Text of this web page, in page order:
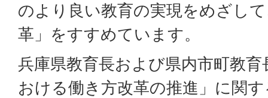
のより良い教育の実現をめざし
革」をすすめています。
兵庫県教育長および県内市町教
おける働き方改革の推進」に関